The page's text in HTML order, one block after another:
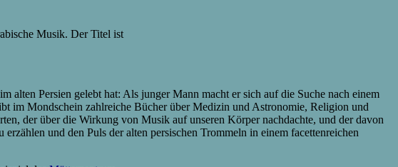
Musik. Der Titel ist
alten Persien gelebt hat: Als junger Mann macht er sich auf die Suche nach einem
im Mondschein zahlreiche Bücher über Medizin und Astronomie, Religion und
der über die Wirkung von Musik auf unseren Körper nachdachte, und der davon
und den Puls der alten persischen Trommeln in einem facettenreichen